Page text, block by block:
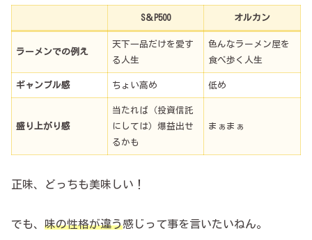
S＆P500 オルカン
ラーメンでの例え
天下一品だけを愛す
る人生
色んなラーメン屋を
食べ歩く人生
ギャンブル感 ちょい高め 低め
盛り上がり感
当たれば（投資信託
にしては）爆益出せ
るかも
まぁまぁ
正味、どっちも美味しい！
でも、 味の性格が違う感じって事を言いたいねん。